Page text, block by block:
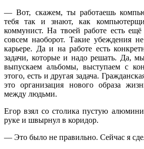
— Вот, скажем, ты работаешь
тебя так и знают, как
коммунист. На твоей работе есть
совсем наоборот. Такие убеждения
карьере. Да и на работе есть
задачи, которые и надо решать. Да,
выпускаем альбомы, выступаем с
этого, есть и другая задача.
это организация нового образа
между людьми.
Егор взял со столика пустую
руке и швырнул в коридор.
— Это было не правильно. Сейчас я